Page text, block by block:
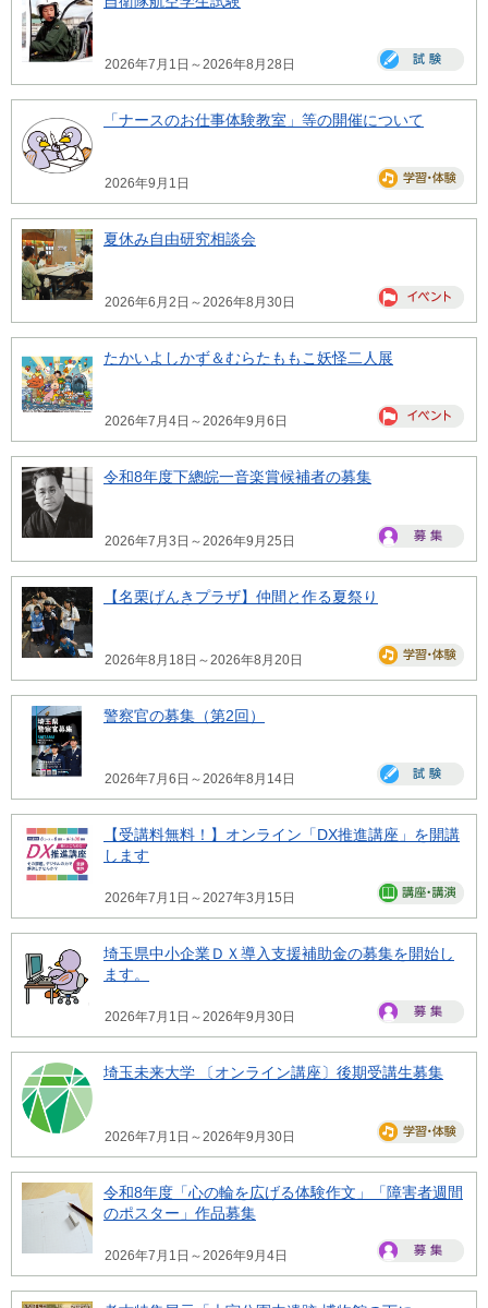
2026年7月1日～2026年8月28日
「ナースのお仕事体験教室」等の開催について
2026年9月1日
夏休み自由研究相談会
2026年6月2日～2026年8月30日
たかいよしかず＆むらたももこ妖怪二人展
2026年7月4日～2026年9月6日
令和8年度下總皖一音楽賞候補者の募集
2026年7月3日～2026年9月25日
【名栗げんきプラザ】仲間と作る夏祭り
2026年8月18日～2026年8月20日
警察官の募集（第2回）
2026年7月6日～2026年8月14日
【受講料無料！】オンライン「DX推進講座」を開講
します
2026年7月1日～2027年3月15日
埼玉県中小企業ＤＸ導入支援補助金の募集を開始し
ます。
2026年7月1日～2026年9月30日
埼玉未来大学 〔オンライン講座〕後期受講生募集
2026年7月1日～2026年9月30日
令和8年度「心の輪を広げる体験作文」「障害者週間
のポスター」作品募集
2026年7月1日～2026年9月4日